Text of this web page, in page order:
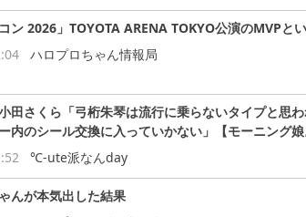
コン 2026」TOYOTA ARENA TOKYO公演のMVPと
ハロプロちゃん情報局
小田さくら「弓桁朱琴は流行に乗らないタイプと思
内のシール交換に入っていかない」【モーニング娘
℃-ute派なんday
んが本気出した結果